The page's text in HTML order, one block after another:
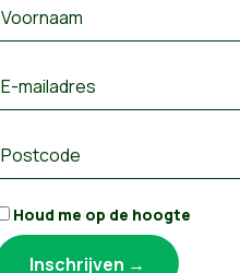
Voornaam
E-mailadres
Postcode
Houd me op de hoogte